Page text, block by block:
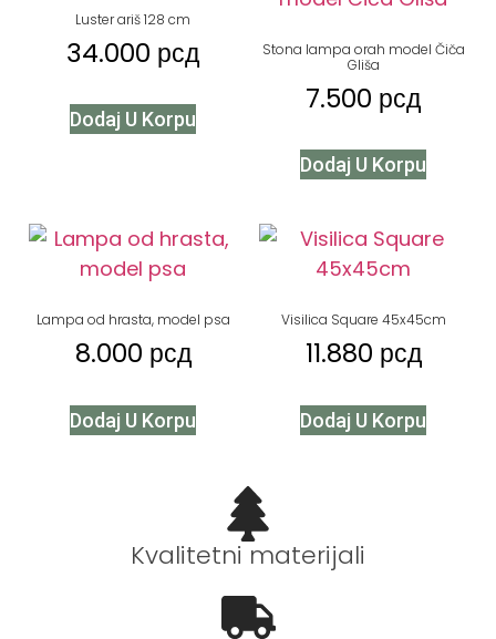
Luster ariš 128 cm
34.000 рсд
Dodaj U Korpu
Stona lampa orah model Čiča
Gliša
7.500 рсд
Dodaj U Korpu
Lampa od hrasta, model psa
8.000 рсд
Dodaj U Korpu
Visilica Square 45x45cm
11.880 рсд
Dodaj U Korpu
Kvalitetni materijali